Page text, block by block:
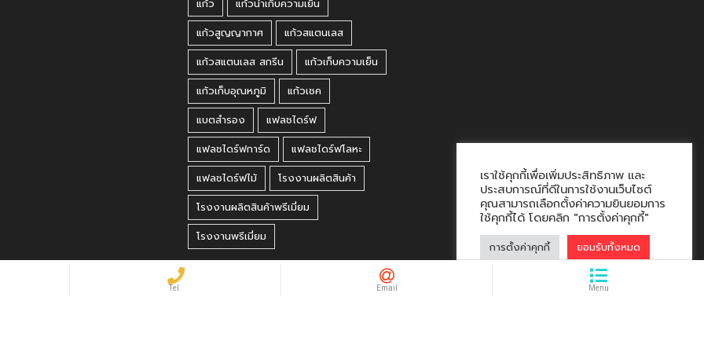
แก้ว
แก้วน้ำเก็บความเย็น
แก้วสูญญากาศ
แก้วสแตนเลส
แก้วสแตนเลส สกรีน
แก้วเก็บความเย็น
แก้วเก็บอุณหภูมิ
แก้วเชค
แบตสำรอง
แฟลชไดร์ฟ
แฟลชไดร์ฟการ์ด
แฟลชไดร์ฟโลหะ
แฟลชไดร์ฟไม้
โรงงานผลิตสินค้า
โรงงานผลิตสินค้าพรีเมี่ยม
โรงงานพรีเมี่ยม
เราใช้คุกกี้เพื่อเพิ่มประสิทธิภาพ และ
ประสบการณ์ที่ดีในการใช้งานเว็บไซต์
คุณสามารถเลือกตั้งค่าความยินยอมการ
ใช้คุกกี้ได้ โดยคลิก "การตั้งค่าคุกกี้"
การตั้งค่าคุกกี้ ยอมรับทั้งหมด